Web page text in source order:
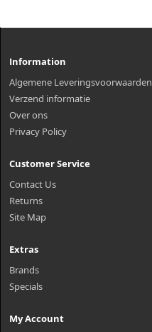
Information
Algemene Leveringsvoorwaarden
Verzend informatie
Over ons
Privacy Policy
Customer Service
Contact Us
Returns
Site Map
Extras
Brands
Specials
My Account